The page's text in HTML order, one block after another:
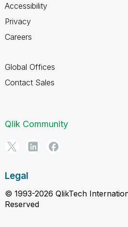
Accessibility
Privacy
Careers
Global Offices
Contact Sales
Qlik Community
Legal
© 1993-2026 QlikTech
Reserved